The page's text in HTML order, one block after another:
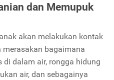
dan Memupuk
akan melakukan kontak
merasakan bagaimana
di dalam air, rongga hidung
air, dan sebagainya